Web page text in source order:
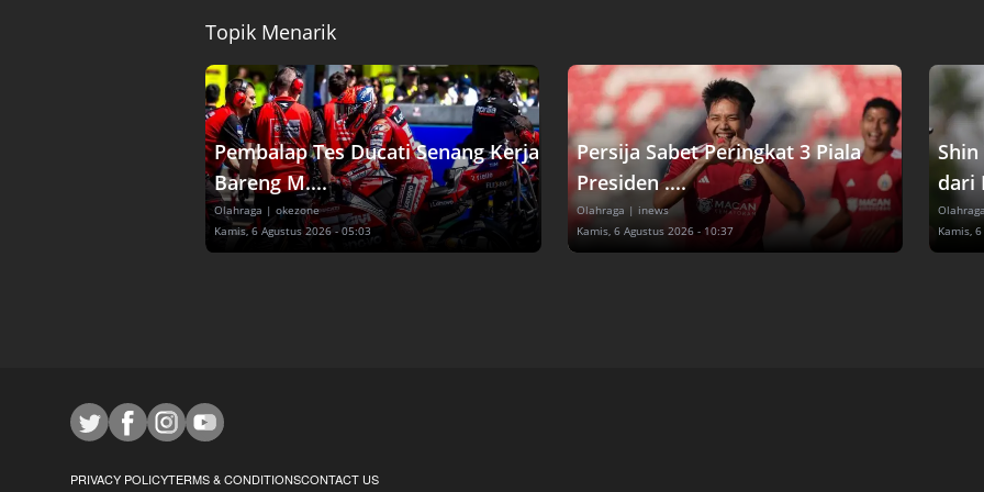
Topik Menarik
Pembalap Tes Ducati Senang Kerja
Bareng M....
Olahraga | okezone
Kamis, 6 Agustus 2026 - 05:03
Persija Sabet Peringkat 3 Piala
Presiden ....
Olahraga | inews
Kamis, 6 Agustus 2026 - 10:37
dari
Olahraga
Kamis,
PRIVACY POLICYTERMS & CONDITIONSCONTACT US